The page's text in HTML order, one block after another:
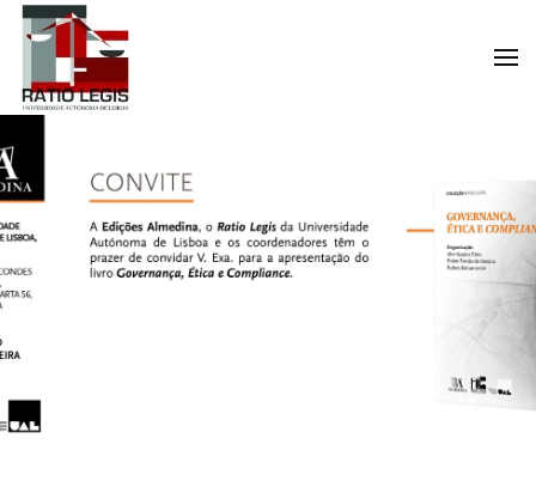
Skip to main content